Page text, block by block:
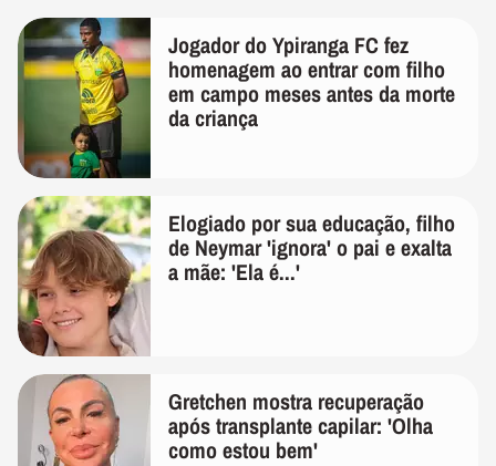
Jogador do Ypiranga FC fez
homenagem ao entrar com filho
em campo meses antes da morte
da criança
Elogiado por sua educação, filho
de Neymar 'ignora' o pai e exalta
a mãe: 'Ela é...'
Gretchen mostra recuperação
após transplante capilar: 'Olha
como estou bem'